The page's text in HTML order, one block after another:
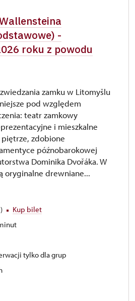
-
roku z powodu
zamku w Litomyšlu
pod względem
teatr zamkowy
i mieszkalne
piętrze, zdobione
późnobarokowej
Dominika Dvořáka. W
oryginalne drewniane...
Kup bilet
tylko dla grup